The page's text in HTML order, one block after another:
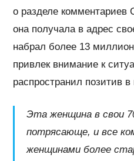
о разделе комментариев
она получала в адрес
набрал более 13
привлек внимание к
распространил позитив
Эта женщина в свои
потрясающе, и все
женщинами более